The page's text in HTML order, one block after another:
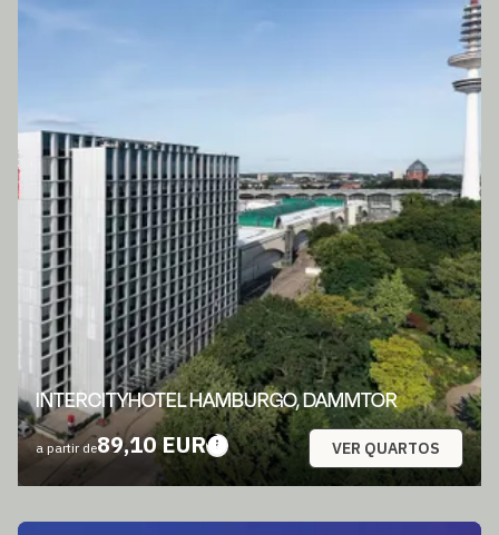
INTERCITYHOTEL HAMBURGO, DAMMTOR
a partir de89,10 EUR VER QUARTOS